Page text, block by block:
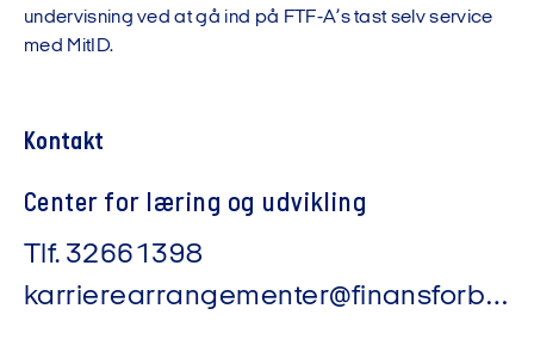
undervisning ved at gå ind på FTF-A’s tast selv service
med MitID.
Kontakt
Center for læring og udvikling
Tlf. 32661398
karrierearrangementer@finansforbundet.dk